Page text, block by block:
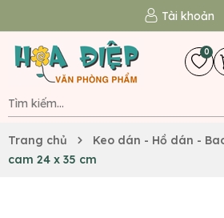
Tài khoản
0
Trang chủ Keo dán - Hồ dán -
cam 24 x 35 cm